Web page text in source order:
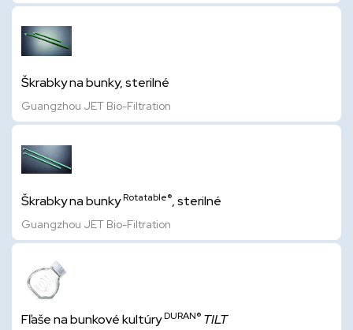
Škrabky na bunky, sterilné
Guangzhou JET Bio-Filtration
Škrabky na bunkyRotatable®, sterilné
Guangzhou JET Bio-Filtration
Fľaše na bunkové kultúryDURAN® TILT